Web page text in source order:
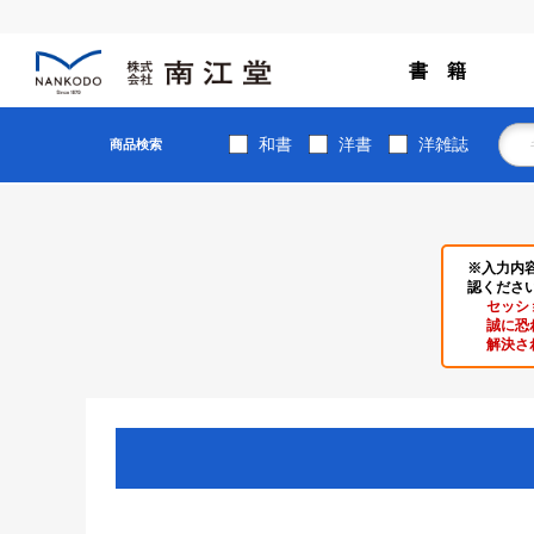
書 籍
商品検索 和書 洋書 洋雑誌
※入力内
認くださ
セッシ
誠に恐
解決さ